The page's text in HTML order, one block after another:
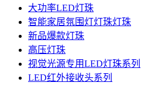
大功率LED灯珠
智能家居氛围灯灯珠灯珠
新品爆款灯珠
高压灯珠
视觉光源专用LED灯珠系列
LED红外接收头系列